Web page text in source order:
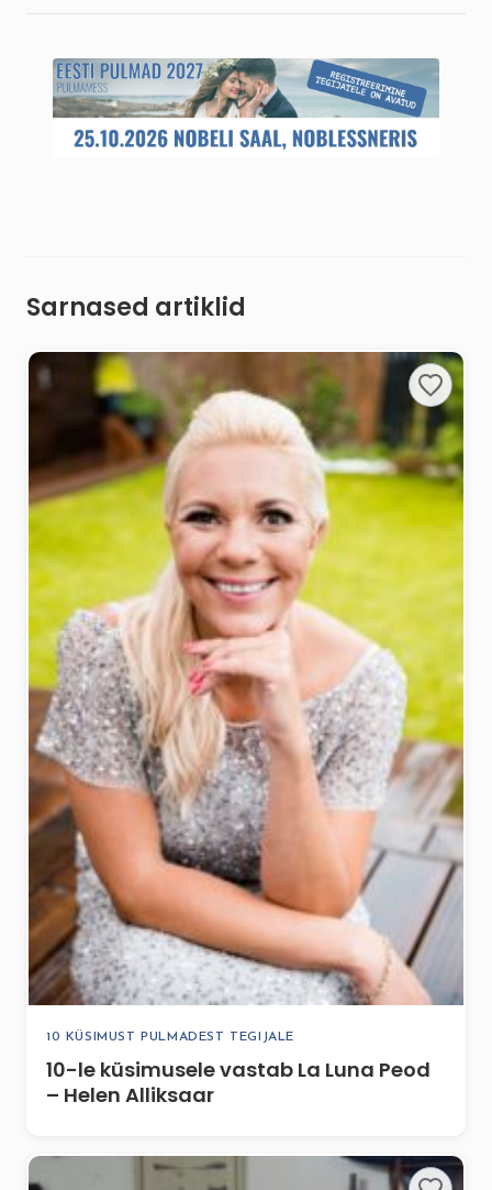
Sarnased artiklid
10 KÜSIMUST PULMADEST TEGIJALE
10-le küsimusele vastab La Luna Peod
– Helen Alliksaar